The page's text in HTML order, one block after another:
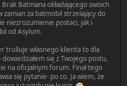
Batmana okładającego swoich
zamian za batmobil strzelający do
niezrozumienie postaci, jak i
od Asylum.
trolluje własnego klienta to dla
dowiedziałem się z Twojego postu,
na oficjalnym forum. Finał tego
się pytanie- po co. Ja wiem, że